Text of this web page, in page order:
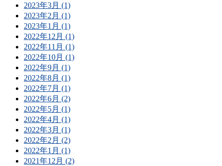
2023年3月 (1)
2023年2月 (1)
2023年1月 (1)
2022年12月 (1)
2022年11月 (1)
2022年10月 (1)
2022年9月 (1)
2022年8月 (1)
2022年7月 (1)
2022年6月 (2)
2022年5月 (1)
2022年4月 (1)
2022年3月 (1)
2022年2月 (2)
2022年1月 (1)
2021年12月 (2)